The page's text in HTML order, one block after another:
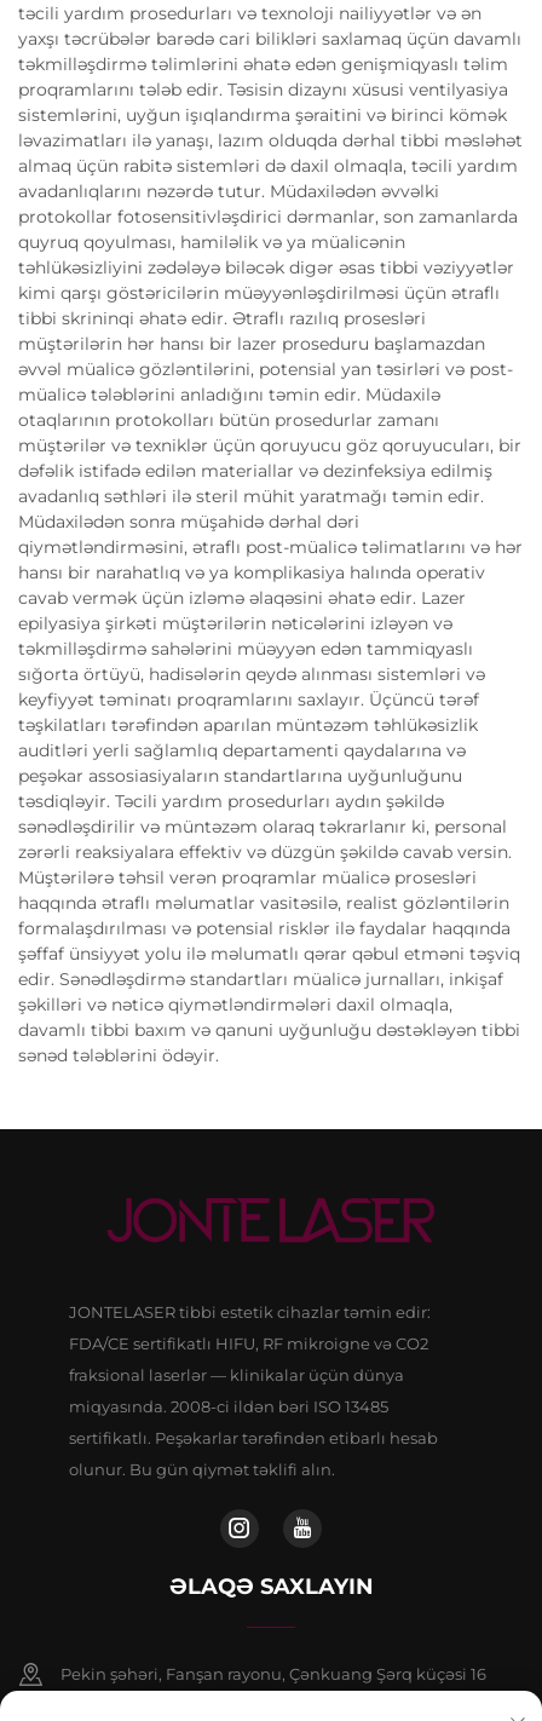
təcili yardım prosedurları və texnoloji nailiyyətlər və ən
yaxşı təcrübələr barədə cari bilikləri saxlamaq üçün davamlı
təkmilləşdirmə təlimlərini əhatə edən genişmiqyaslı təlim
proqramlarını tələb edir. Təsisin dizaynı xüsusi ventilyasiya
sistemlərini, uyğun işıqlandırma şəraitini və birinci kömək
ləvazimatları ilə yanaşı, lazım olduqda dərhal tibbi məsləhət
almaq üçün rabitə sistemləri də daxil olmaqla, təcili yardım
avadanlıqlarını nəzərdə tutur. Müdaxilədən əvvəlki
protokollar fotosensitivləşdirici dərmanlar, son zamanlarda
quyruq qoyulması, hamiləlik və ya müalicənin
təhlükəsizliyini zədələyə biləcək digər əsas tibbi vəziyyətlər
kimi qarşı göstəricilərin müəyyənləşdirilməsi üçün ətraflı
tibbi skrininqi əhatə edir. Ətraflı razılıq prosesləri
müştərilərin hər hansı bir lazer proseduru başlamazdan
əvvəl müalicə gözləntilərini, potensial yan təsirləri və post-
müalicə tələblərini anladığını təmin edir. Müdaxilə
otaqlarının protokolları bütün prosedurlar zamanı
müştərilər və texniklər üçün qoruyucu göz qoruyucuları, bir
dəfəlik istifadə edilən materiallar və dezinfeksiya edilmiş
avadanlıq səthləri ilə steril mühit yaratmağı təmin edir.
Müdaxilədən sonra müşahidə dərhal dəri
qiymətləndirməsini, ətraflı post-müalicə təlimatlarını və hər
hansı bir narahatlıq və ya komplikasiya halında operativ
cavab vermək üçün izləmə əlaqəsini əhatə edir. Lazer
epilyasiya şirkəti müştərilərin nəticələrini izləyən və
təkmilləşdirmə sahələrini müəyyən edən tammiqyaslı
sığorta örtüyü, hadisələrin qeydə alınması sistemləri və
keyfiyyət təminatı proqramlarını saxlayır. Üçüncü tərəf
təşkilatları tərəfindən aparılan müntəzəm təhlükəsizlik
auditləri yerli sağlamlıq departamenti qaydalarına və
peşəkar assosiasiyaların standartlarına uyğunluğunu
təsdiqləyir. Təcili yardım prosedurları aydın şəkildə
sənədləşdirilir və müntəzəm olaraq təkrarlanır ki, personal
zərərli reaksiyalara effektiv və düzgün şəkildə cavab versin.
Müştərilərə təhsil verən proqramlar müalicə prosesləri
haqqında ətraflı məlumatlar vasitəsilə, realist gözləntilərin
formalaşdırılması və potensial risklər ilə faydalar haqqında
şəffaf ünsiyyət yolu ilə məlumatlı qərar qəbul etməni təşviq
edir. Sənədləşdirmə standartları müalicə jurnalları, inkişaf
şəkilləri və nəticə qiymətləndirmələri daxil olmaqla,
davamlı tibbi baxım və qanuni uyğunluğu dəstəkləyən tibbi
sənəd tələblərini ödəyir.
JONTELASER tibbi estetik cihazlar təmin edir:
FDA/CE sertifikatlı HIFU, RF mikroigne və CO2
fraksional laserlər — klinikalar üçün dünya
miqyasında. 2008-ci ildən bəri ISO 13485
sertifikatlı. Peşəkarlar tərəfindən etibarlı hesab
olunur. Bu gün qiymət təklifi alın.
ƏLAQƏ SAXLAYIN
Pekin şəhəri, Fanşan rayonu, Çənkuang Şərq küçəsi 16